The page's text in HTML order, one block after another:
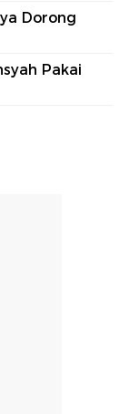
Dorong
Pakai